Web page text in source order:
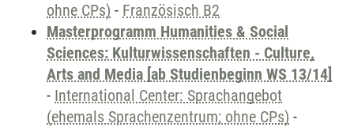
ohne CPs) - Französisch B2
Masterprogramm Humanities & Social
Sciences: Kulturwissenschaften - Culture,
Arts and Media [ab Studienbeginn WS 13/14]
- International Center: Sprachangebot
(ehemals Sprachenzentrum; ohne CPs) -